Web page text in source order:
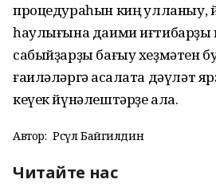
процедураһын киң ҡулланыу,
һаулығына даими иғтибарҙы
сабыйҙарҙы бағыу хеҙмәтен
ғаиләләргә аҡсалата дәүләт
кеүек йүнәлештәрҙе ала.
Автор: Рәсүл Байгилдин
Читайте нас